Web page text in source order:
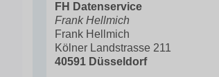
FH Datenservice
Frank Hellmich
Frank Hellmich
Kölner Landstrasse 211
40591 Düsseldorf